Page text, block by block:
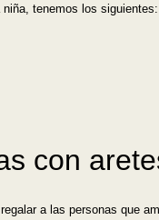
tenemos los siguientes:
con
a las personas que